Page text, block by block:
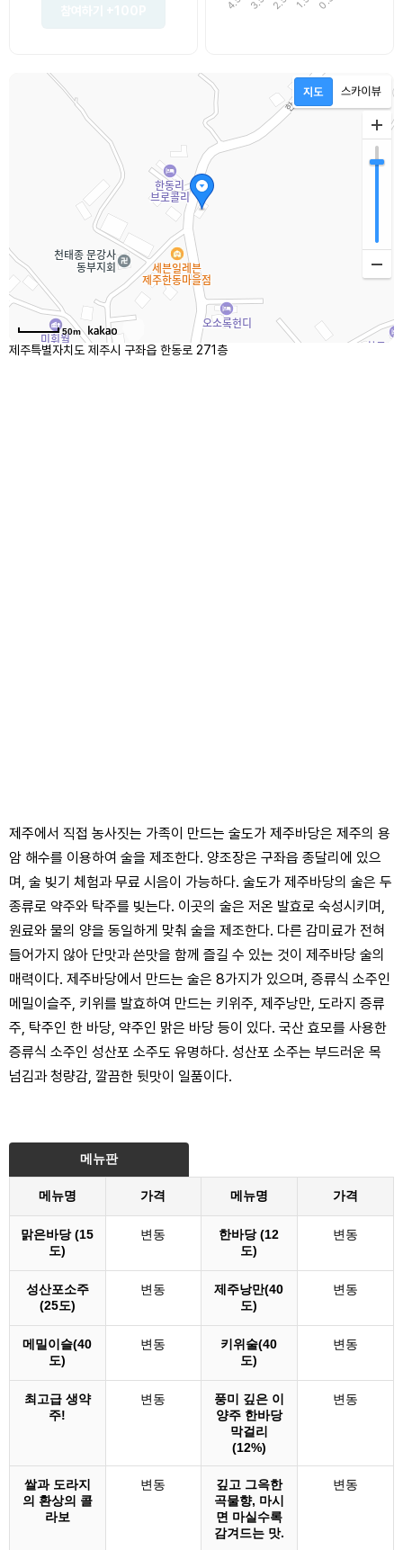
50m
제주특별자치도 제주시 구좌읍 한동로 271층
제주에서 직접 농사짓는 가족이 만드는 술도가 제주바당은 제주의 용
암 해수를 이용하여 술을 제조한다. 양조장은 구좌읍 종달리에 있으
며, 술 빚기 체험과 무료 시음이 가능하다. 술도가 제주바당의 술은 두
종류로 약주와 탁주를 빚는다. 이곳의 술은 저온 발효로 숙성시키며,
원료와 물의 양을 동일하게 맞춰 술을 제조한다. 다른 감미료가 전혀
들어가지 않아 단맛과 쓴맛을 함께 즐길 수 있는 것이 제주바당 술의
매력이다. 제주바당에서 만드는 술은 8가지가 있으며, 증류식 소주인
메밀이슬주, 키위를 발효하여 만드는 키위주, 제주낭만, 도라지 증류
주, 탁주인 한 바당, 약주인 맑은 바당 등이 있다. 국산 효모를 사용한
증류식 소주인 성산포 소주도 유명하다. 성산포 소주는 부드러운 목
넘김과 청량감, 깔끔한 뒷맛이 일품이다.
메뉴판
메뉴명 가격 메뉴명 가격
맑은바당 (15
도)
변동
한바당 (12
도)
변동
성산포소주
(25도)
변동
제주낭만(40
도)
변동
메밀이슬(40
도)
변동
키위술(40
도)
변동
최고급 생약
주!
변동
풍미 깊은 이
양주 한바당
막걸리
(12%)
변동
쌀과 도라지
의 환상의 콜
라보
변동
깊고 그윽한
곡물향, 마시
면 마실수록
감겨드는 맛.
변동